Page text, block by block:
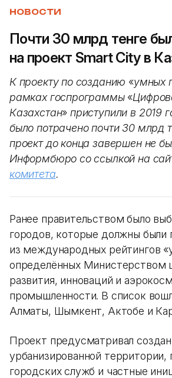
НОВОСТИ
Почти 30 млрд тенге
на проект Smart City в
К проекту по созданию «умных
рамках госпрограммы «
Казахстан»приступили в 2019
было потрачено почти 30 млрд
проект до конца завершен не
Информбюро со ссылкой на
комитета.
Ранее правительством было
городов, которые должны были
из международных рейтингов
определённых Министерством
развития, инноваций и
промышленности. В список
Алматы, Шымкент, Актобе и
Проект предусматривал
урбанизированной территории,
городских служб и частные